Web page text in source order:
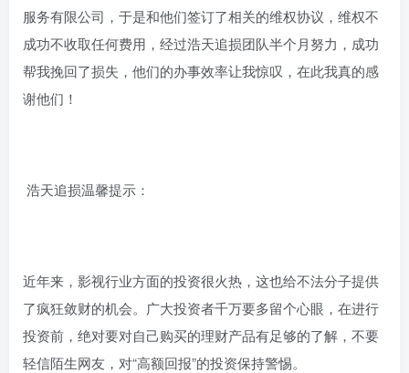
服务有限公司，于是和他们签订了相关的维权协议，维权不
成功不收取任何费用，经过浩天追损团队半个月努力，成功
帮我挽回了损失，他们的办事效率让我惊叹，在此我真的感
谢他们！
浩天追损温馨提示：
近年来，影视行业方面的投资很火热，这也给不法分子提供
了疯狂敛财的机会。广大投资者千万要多留个心眼，在进行
投资前，绝对要对自己购买的理财产品有足够的了解，不要
轻信陌生网友，对“高额回报”的投资保持警惕。